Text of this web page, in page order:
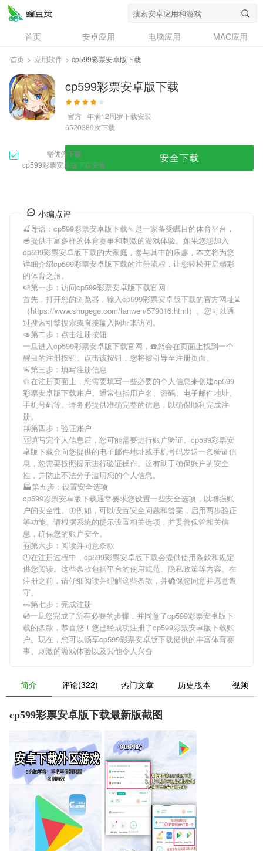
首页 安卓应用 电脑应用
MAC应用
资讯
专题
问答
首页 > 应用软件 > cp599彩票安卓版下载
cp599彩票安卓版下载
官方 年满12周岁下载安装
6520389次下载
需优先下载
cp599彩票安卓版下载安装
安全下载
小编点评
🍒导语： cp599彩票安卓版下载🍡是一家备受瞩目的体育平台，
🥣提供丰富多样的体育赛事和刺激的游戏体验。如果您想加入
cp599彩票安卓版下载的大家庭，参与其中的乐趣，本文将为您
详细介绍cp599彩票安卓版下载的注册流程，让您轻松开启精彩
的体育之旅。
🍉第一步：访问cp599彩票安卓版下载官网
首先，打开您的浏览器，输入cp599彩票安卓版下载的官方网址⌛️
（https://www.shugege.com/fanwen/579016.html）。您可以通
过搜索引擎搜索或直接输入网址来访问。
🥑第二步：点击注册按钮
一旦进入cp599彩票安卓版下载官网，☎️您会在页面上找到一个
醒目的注册按钮。点击该按钮，您将被引导至注册页面。
🚨第三步：填写注册信息
🍲在注册页面上，您需要填写一些必要的个人信息来创建cp599
彩票安卓版下载账户。通常包括用户名、密码、电子邮件地址、
手机号码等。请务必提供准确完整的信息，以确保顺利完成注
册。
🈚第四步：验证账户
🆚填写完个人信息后，您可能需要进行账户验证。 cp599彩票安
卓版下载会向您提供的电子邮件地址或手机号码发送一条验证信
息，您需要按照提示进行验证操作。这有助于确保账户的安全
性，并防止不法分子滥用您的个人信息。
🏭第五步：设置安全选项
cp599彩票安卓版下载通常要求您设置一些安全选项，以增强账
户的安全性。🦋例如，可以设置安全问题和答案，启用两步验证
等功能。请根据系统的提示设置相关选项，并妥善保管相关信
息，确保您的账户安全。
🈶第六步：阅读并同意条款
🕚在注册过程中， cp599彩票安卓版下载会提供使用条款和规定
供您阅读。这些条款包括平台的使用规范、隐私政策等内容。在
注册之前，请仔细阅读并理解这些条款，并确保您同意并愿意遵
守。
🥜第七步：完成注册
💿一旦您完成了所有必要的步骤，并同意了cp599彩票安卓版下
载的条款，恭喜您！您已经成功注册了cp599彩票安卓版下载账
户。现在，您可以畅享cp599彩票安卓版下载提供的丰富体育赛
事、刺激的游戏体验以及其他令人兴奋
简介 评论(322) 热门文章 历史版本 视频
cp599彩票安卓版下载最新版截图